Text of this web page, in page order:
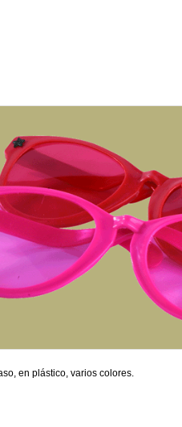
en plástico, varios colores.